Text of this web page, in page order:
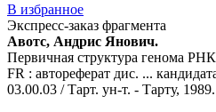
В избранное
Экспресс-заказ фрагмента
Авотс, Андрис Янович.
Первичная структура генома
FR : автореферат дис. ...
03.00.03 / Тарт. ун-т. - Тарту,